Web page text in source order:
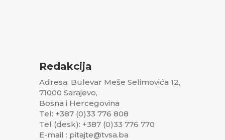
Redakcija
Adresa: Bulevar Meše Selimovića 12,
71000 Sarajevo,
Bosna i Hercegovina
Tel: +387 (0)33 776 808
Tel (desk): +387 (0)33 776 770
E-mail : pitajte@tvsa.ba